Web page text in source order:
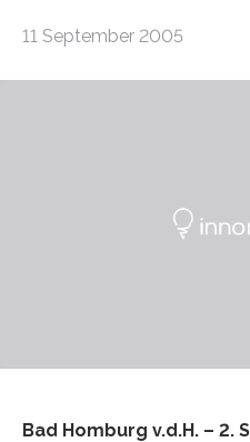
11 September 2005
Bad Homburg v.d.H. – 2.